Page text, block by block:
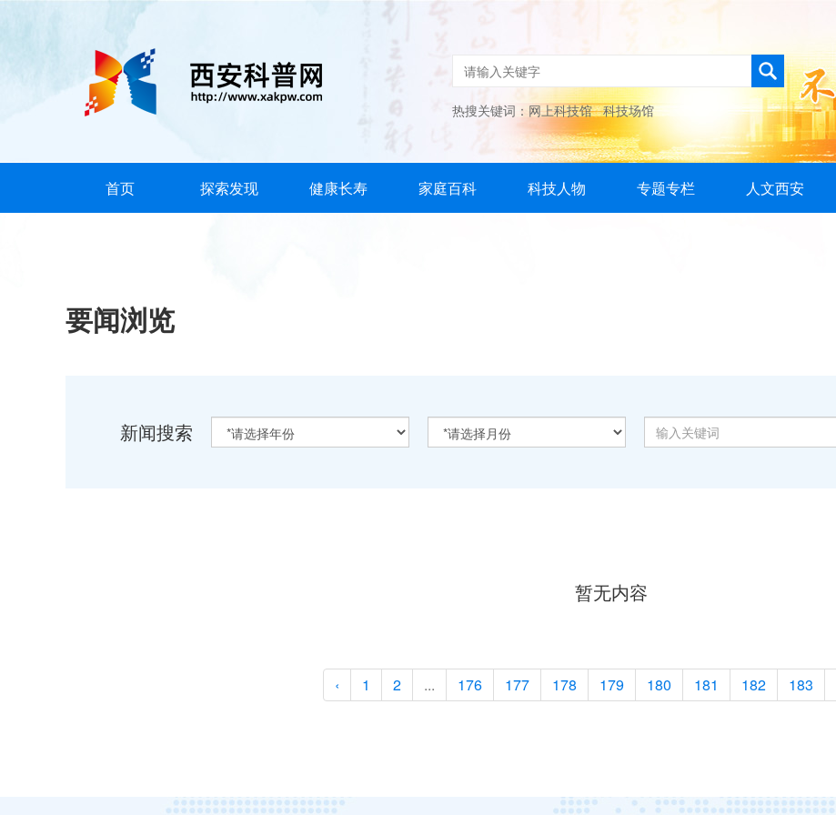
热搜关键词： 网上科技馆 科技场馆
首页 探索发现 健康长寿 家庭百科 科技人物 专题专栏 人文西安
要闻浏览
新闻搜索
暂无内容
‹ 1 2 ... 176 177 178 179 180 181 182 183